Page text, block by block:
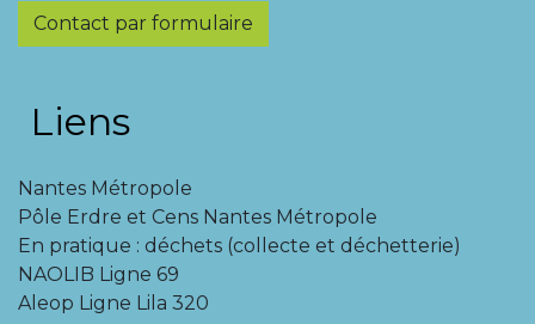
Contact par formulaire
Liens
Nantes Métropole
Pôle Erdre et Cens Nantes Métropole
En pratique : déchets (collecte et déchetterie)
NAOLIB Ligne 69
Aleop Ligne Lila 320